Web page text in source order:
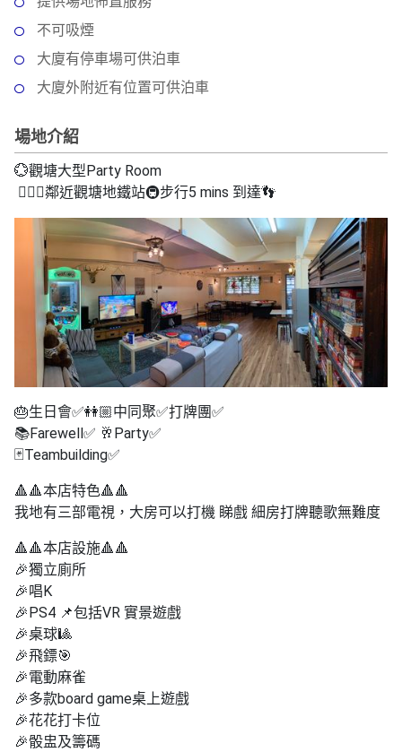
煮
系
聚
及
拍
拖
餐
廳
奇
玩
樂
體
驗
手
作
工
作
坊
戶
外
玩
樂
不可吸煙
大廈有停車場可供泊車
大廈外附近有位置可供泊車
場地介紹
💮觀塘大型Party Room
🚶🏻‍♀️鄰近觀塘地鐵站🚇步行5 mins 到達👣
🎂生日會✅👭🏼中同聚✅打牌團✅
📚Farewell✅ 🥂Party✅
🃏Teambuilding✅
🔺🔺本店特色🔺🔺
我地有三部電視，大房可以打機 睇戲 細房打牌聽歌無難度
🔺🔺本店設施🔺🔺
🎉獨立廁所
🎉唱K
🎉PS4 📌包括VR 實景遊戲
🎉桌球🎱
🎉飛鏢🎯
🎉電動麻雀
🎉多款board game桌上遊戲
🎉花花打卡位
🎉骰盅及籌碼